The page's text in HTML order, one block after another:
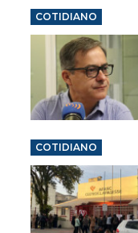
COTIDIANO
COTIDIANO